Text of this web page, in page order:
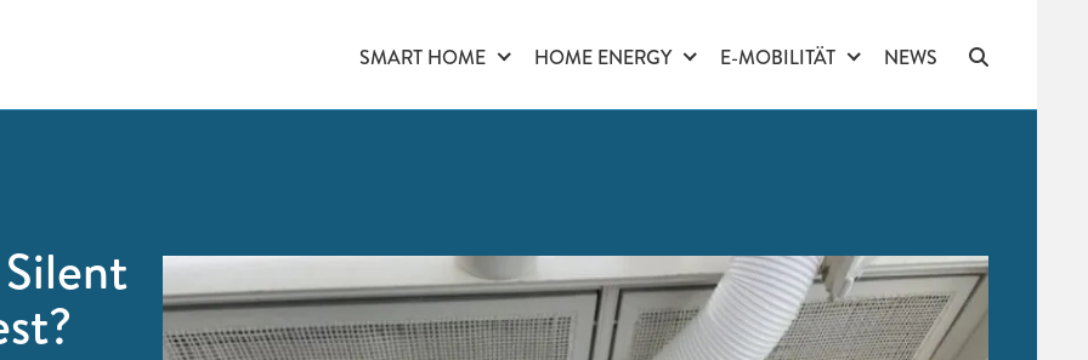
SMART HOME HOME ENERGY E-MOBILITÄT NEWS